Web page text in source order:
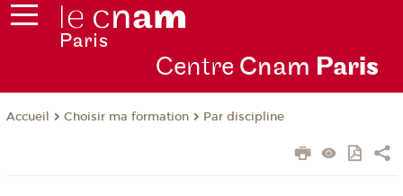
Centre Cnam Paris
Accueil Choisir ma formation Par discipline